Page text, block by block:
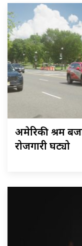
अमेरिकी श्रम
रोजगारी घट्यो